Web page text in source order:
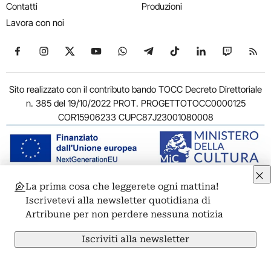
Contatti
Lavora con noi
Produzioni
Seguici su Facebook
Seguici su Instagram
Seguici su X
Seguici su YouTube
Seguici su WhatsApp
Seguici su Telegram
Seguici su TikTok
Seguici su
Seguici
Sito realizzato con il contributo bando TOCC Decreto Direttoriale
n. 385 del 19/10/2022 PROT. PROGETTOTOCC0000125
COR15906233 CUPC87J23001080008
© 2011-2026 ARTRIBUNE srl – Corso Vittorio Emanuele II, 287 –
00186 Roma - P.I. 11381581005
Privacy: Responsabile della protezione dei dati personali
ARTRIBUNE srl – Corso Vittorio Emanuele II, 287 – 00186 Roma
Termini e condizioniPrivacy PolicyCookie PolicyCredits
La prima cosa che leggerete ogni mattina!
Iscrivetevi alla newsletter quotidiana di
Artribune per non perdere nessuna notizia
Iscriviti alla newsletter